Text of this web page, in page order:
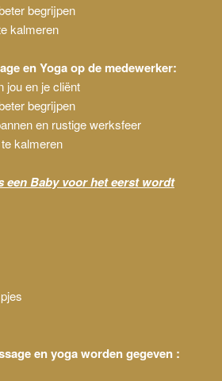
begrijpen
kalmeren
en Yoga op de medewerker:
jou en je cliënt
begrijpen
en rustige werksfeer
kalmeren
een Baby voor het eerst wordt
en yoga worden gegeven :